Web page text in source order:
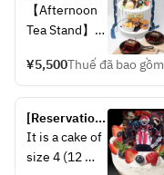
Tea Stand for
Granute
【Afternoon
Tea Stand】
- Jeep and
Sita’s melon
pan sweets
- Pudding,
served with a
¥5,500Thuế đã bao gồm
[Reservation-
only] Hero
Print Cake
It is a cake of
size 4 (12